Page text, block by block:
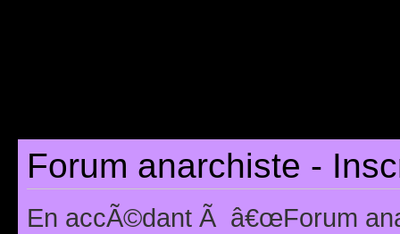
Forum anarchiste -
En accÃ©dant Ã â€œForum